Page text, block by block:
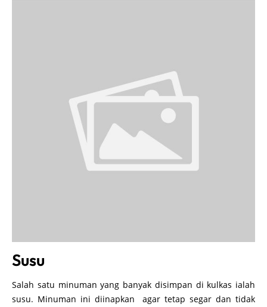
Susu
Salah satu minuman yang banyak disimpan di kulkas ialah
susu. Minuman ini diinapkan agar tetap segar dan tidak